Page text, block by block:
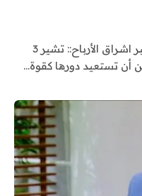
متابعات أخبار الاقتصاد والبورصة عبر اشراق الأرباح:: تشير 3
أن تستعيد دورها كقوة…